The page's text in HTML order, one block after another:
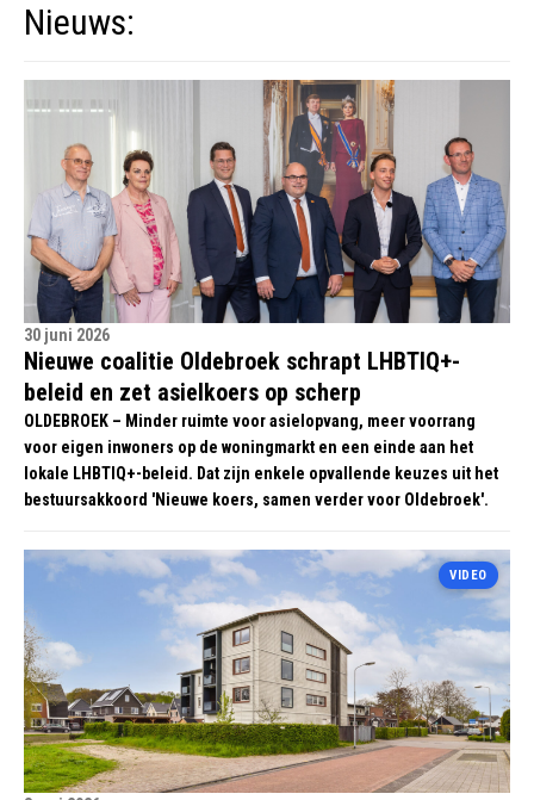
Nieuws:
30 juni 2026
Nieuwe coalitie Oldebroek schrapt LHBTIQ+-
beleid en zet asielkoers op scherp
OLDEBROEK – Minder ruimte voor asielopvang, meer voorrang
voor eigen inwoners op de woningmarkt en een einde aan het
lokale LHBTIQ+-beleid. Dat zijn enkele opvallende keuzes uit het
bestuursakkoord 'Nieuwe koers, samen verder voor Oldebroek'.
VIDEO